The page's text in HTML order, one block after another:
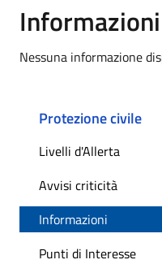
Informazioni
Nessuna informazione
Protezione civile
Livelli d'Allerta
Avvisi criticità
Informazioni
Punti di Interesse